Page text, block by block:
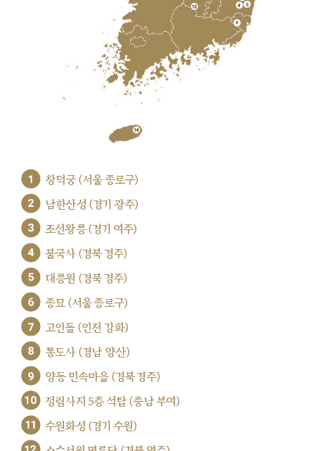
1 창덕궁 (서울 종로구)
2 남한산성 (경기 광주)
3 조선왕릉 (경기 여주)
4 불국사 (경북 경주)
5 대릉원 (경북 경주)
6 종묘 (서울 종로구)
7 고인돌 (인천 강화)
8 통도사 (경남 양산)
9 양동 민속마을 (경북 경주)
10 정림사지 5층 석탑 (충남 부여)
11 수원화성 (경기 수원)